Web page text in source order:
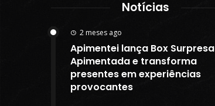
Notícias
2 meses ago
Apimentei lança Box Surpresa
Apimentada e transforma
presentes em experiências
provocantes